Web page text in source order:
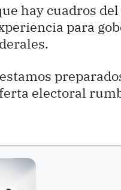
hay cuadros
para
electoral